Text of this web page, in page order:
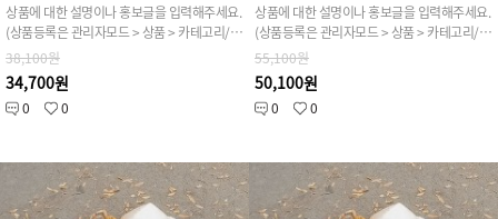
상품에 대한 설명이나 홍보글을 입력해주세요.
(상품등록은 관리자모드 > 상품 > 카테고리/상품관리 > 상품등록 가능)
38,100원
34,700원
0 0
상품에 대한 설명이나 홍보글을 입력해주세요.
(상품등록은 관리자모드 > 상품 > 카테고리/상품관리 > 상품등록 가능)
55,100원
50,100원
0 0